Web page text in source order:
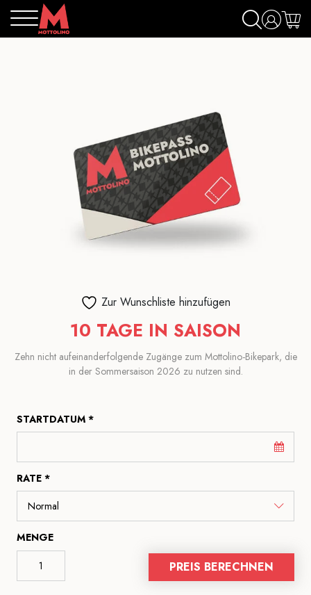
Zur Wunschliste hinzufügen
10 TAGE IN SAISON
Zehn nicht aufeinanderfolgende Zugänge zum Mottolino-Bikepark, die
in der Sommersaison 2026 zu nutzen sind.
STARTDATUM *
RATE *
MENGE
PREIS BERECHNEN